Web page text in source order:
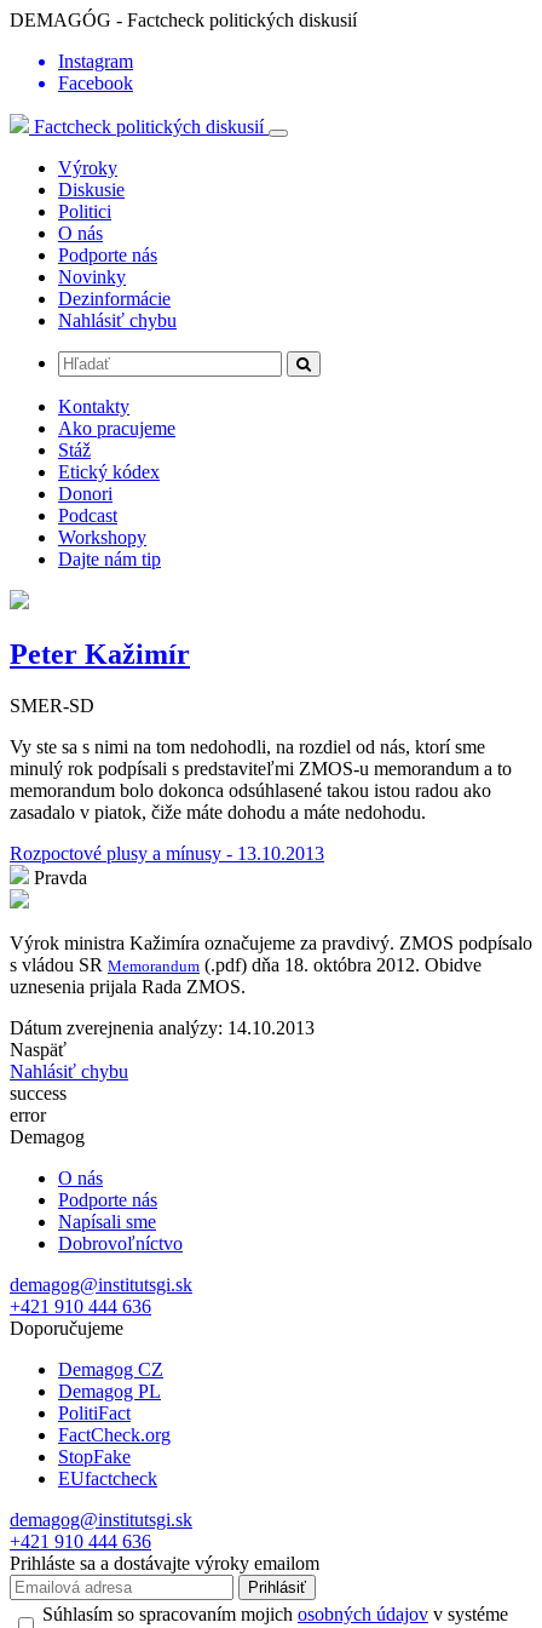
DEMAGÓG - Factcheck politických diskusií
Instagram
Facebook
Factcheck politických diskusií
Výroky
Diskusie
Politici
O nás
Podporte nás
Novinky
Dezinformácie
Nahlásiť chybu
Kontakty
Ako pracujeme
Stáž
Etický kódex
Donori
Podcast
Workshopy
Dajte nám tip
Peter Kažimír
SMER-SD
Vy ste sa s nimi na tom nedohodli, na rozdiel od nás, ktorí sme
minulý rok podpísali s predstaviteľmi ZMOS-u memorandum a to
memorandum bolo dokonca odsúhlasené takou istou radou ako
zasadalo v piatok, čiže máte dohodu a máte nedohodu.
Rozpoctové plusy a mínusy - 13.10.2013
Pravda
Výrok ministra Kažimíra označujeme za pravdivý. ZMOS podpísalo
s vládou SR Memorandum (.pdf) dňa 18. októbra 2012. Obidve
uznesenia prijala Rada ZMOS.
Dátum zverejnenia analýzy: 14.10.2013
Naspäť
Nahlásiť chybu
success
error
Demagog
O nás
Podporte nás
Napísali sme
Dobrovoľníctvo
demagog@institutsgi.sk
+421 910 444 636
Doporučujeme
Demagog CZ
Demagog PL
PolitiFact
FactCheck.org
StopFake
EUfactcheck
demagog@institutsgi.sk
+421 910 444 636
Prihláste sa a dostávajte výroky emailom
Prihlásiť
Súhlasím so spracovaním mojich osobných údajov v systéme